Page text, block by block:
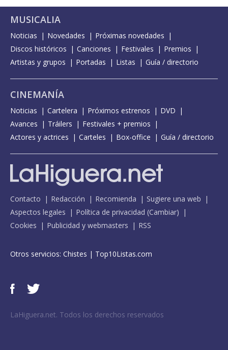
MUSICALIA
Noticias Novedades
Próximas novedades
Discos históricos
Canciones Festivales
Premios
Artistas y grupos
Portadas Listas Guía / directorio
CINEMANÍA
Noticias Cartelera Próximos estrenos
DVD
Avances
Tráilers
Festivales + premios
Actores y actrices
Carteles Box-office Guía / directorio
Contacto Redacción Recomienda
Sugiere una web
Aspectos legales
Política de privacidad (Cambiar)
Cookies
Publicidad y webmasters RSS
Otros servicios: Chistes | Top10Listas.com
LaHiguera.net. Todos los derechos reservados